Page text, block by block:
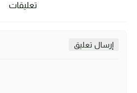
تعليقات
إرسال تعليق